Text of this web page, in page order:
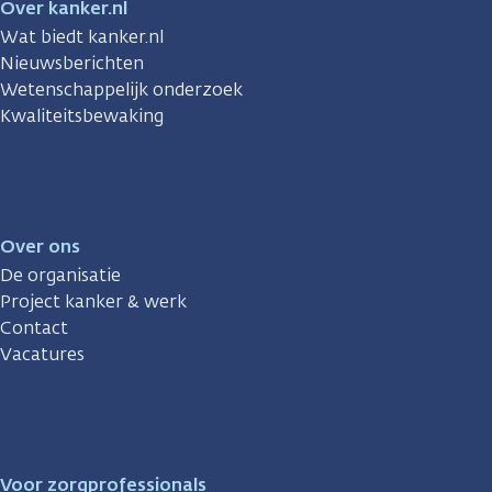
Over kanker.nl
Wat biedt kanker.nl
Nieuwsberichten
Wetenschappelijk onderzoek
Kwaliteitsbewaking
Over ons
De organisatie
Project kanker & werk
Contact
Vacatures
Voor zorgprofessionals